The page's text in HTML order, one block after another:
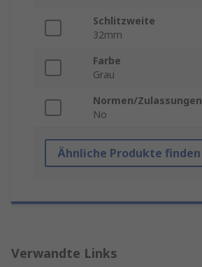
Schlitzweite
32mm
Farbe
Grau
Normen/Zulassungen
No
Ähnliche Produkte finden
Verwandte Links